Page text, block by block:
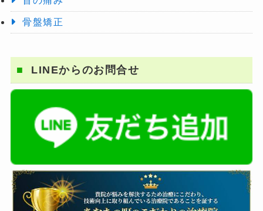
骨盤矯正
LINEからのお問合せ